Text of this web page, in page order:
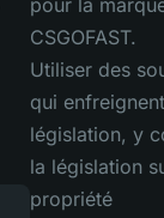
pour la
CSGOFAST.
Utiliser des
qui
législation, y
la législation
propriété